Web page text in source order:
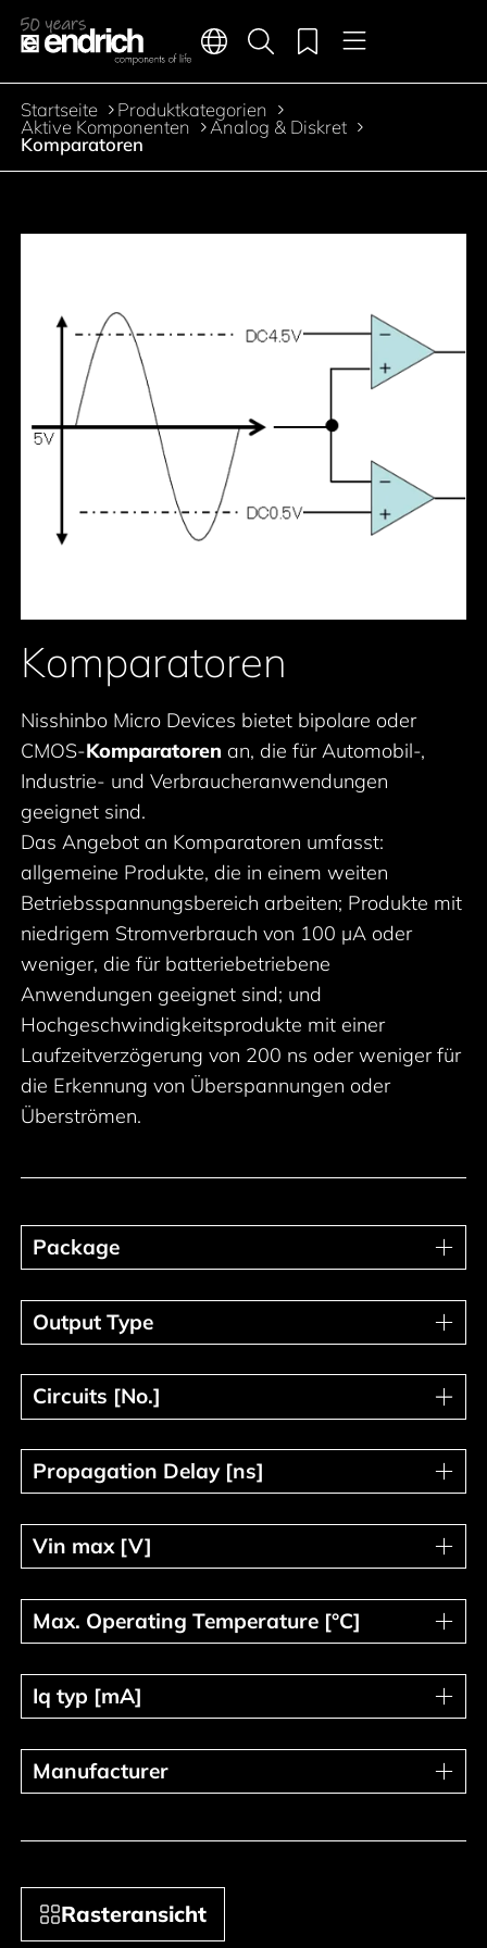
Zum Inhalt springen
Hauptnavigation
Sprachen Menü
Produktsuche
Merkliste
Pfadnavigation
Startseite Produktkategorien
Aktive Komponenten Analog & Diskret
Komparatoren
Komparatoren
Nisshinbo Micro Devices bietet bipolare oder
CMOS-Komparatoren an, die für Automobil-,
Industrie- und Verbraucheranwendungen
geeignet sind.
Das Angebot an Komparatoren umfasst:
allgemeine Produkte, die in einem weiten
Betriebsspannungsbereich arbeiten; Produkte mit
niedrigem Stromverbrauch von 100 µA oder
weniger, die für batteriebetriebene
Anwendungen geeignet sind; und
Hochgeschwindigkeitsprodukte mit einer
Laufzeitverzögerung von 200 ns oder weniger für
die Erkennung von Überspannungen oder
Überströmen.
Rasteransicht
Package
Package
Output Type
Output Type
Circuits [No.]
Circuits [No.]
Propagation Delay [ns]
Propagation Delay [ns]
Vin max [V]
Vin max [V]
Max. Operating Temperature [°C]
Max. Operating Temperature [°C]
Iq typ [mA]
Iq typ [mA]
Manufacturer
Manufacturer